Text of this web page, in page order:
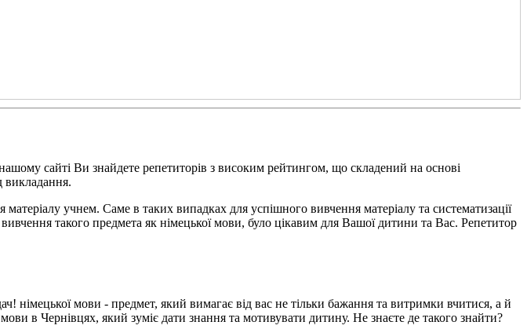
сайті Ви знайдете репетиторів з високим рейтингом, що складений на основі
викладання.
учнем. Саме в таких випадках для успішного вивчення матеріалу та систематизації
такого предмета як німецької мови, було цікавим для Вашої дитини та Вас. Репетитор
німецької мови - предмет, який вимагає від вас не тільки бажання та витримки вчитися, а й
в Чернівцях, який зуміє дати знання та мотивувати дитину. Не знаєте де такого знайти?